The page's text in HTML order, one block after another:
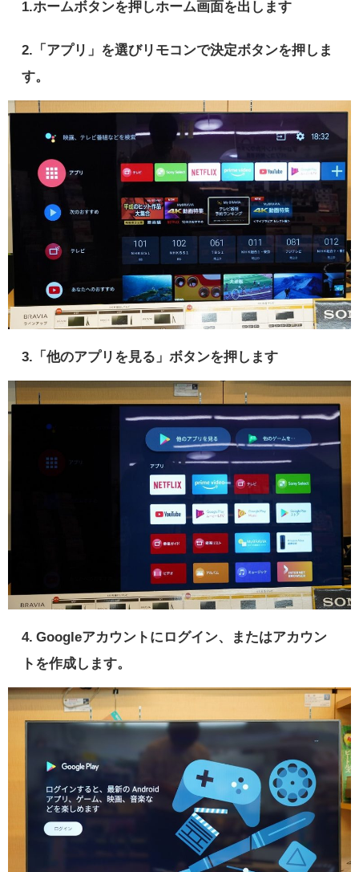
1.ホームボタンを押しホーム画面を出します
2.「アプリ」を選びリモコンで決定ボタンを押しま
す。
3.「他のアプリを見る」ボタンを押します
4. Googleアカウントにログイン、またはアカウン
トを作成します。